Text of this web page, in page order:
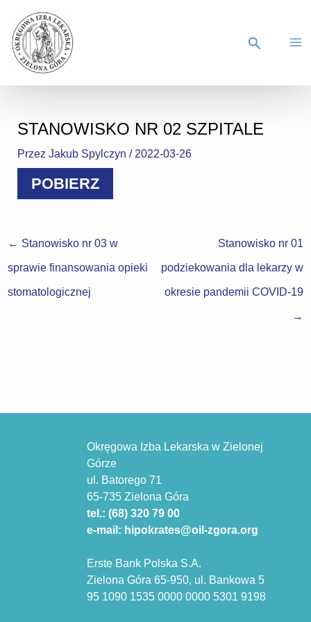
STANOWISKO NR 02 SZPITALE
PrzezJakub Spylczyn/ 2022-03-26
POBIERZ
← Stanowisko nr 03 w
sprawie finansowania opieki
stomatologicznej
Stanowisko nr 01
podziekowania dla lekarzy w
okresie pandemii COVID-19
→
Okręgowa Izba Lekarska w Zielonej
Górze
ul. Batorego 71
65-735 Zielona Góra
tel.: (68) 320 79 00
e-mail: hipokrates@oil-zgora.org
Erste Bank Polska S.A.
Zielona Góra 65-950, ul. Bankowa 5
95 1090 1535 0000 0000 5301 9198